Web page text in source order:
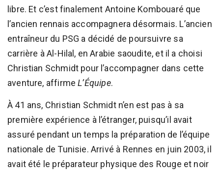
libre. Et c’est finalement Antoine Kombouaré que
l’ancien rennais accompagnera désormais. L’ancien
entraîneur du PSG a décidé de poursuivre sa
carrière à Al-Hilal, en Arabie saoudite, et il a choisi
Christian Schmidt pour l’accompagner dans cette
aventure, affirmeL’Équipe.
À 41 ans, Christian Schmidt n’en est pas à sa
première expérience à l’étranger, puisqu’il avait
assuré pendant un temps la préparation de l’équipe
nationale de Tunisie. Arrivé à Rennes en juin 2003, il
avait été le préparateur physique des Rouge et noir